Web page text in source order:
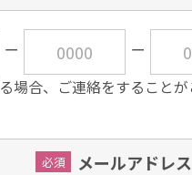
場合、ご連絡をすることが
メールアドレス
必須